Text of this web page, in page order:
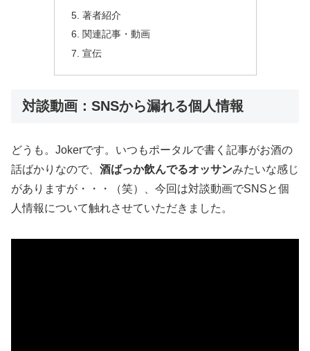
著者紹介
関連記事・動画
宣伝
対談動画：SNSから漏れる個人情報
どうも。Jokerです。いつもポータルで書く記事がお酒の
話ばかりなので、 酒ばっか飲んでるオッサンみたいな感じ
がありますが・・・（笑）、今回は対談動画でSNSと個
人情報について触れさせていただきました。